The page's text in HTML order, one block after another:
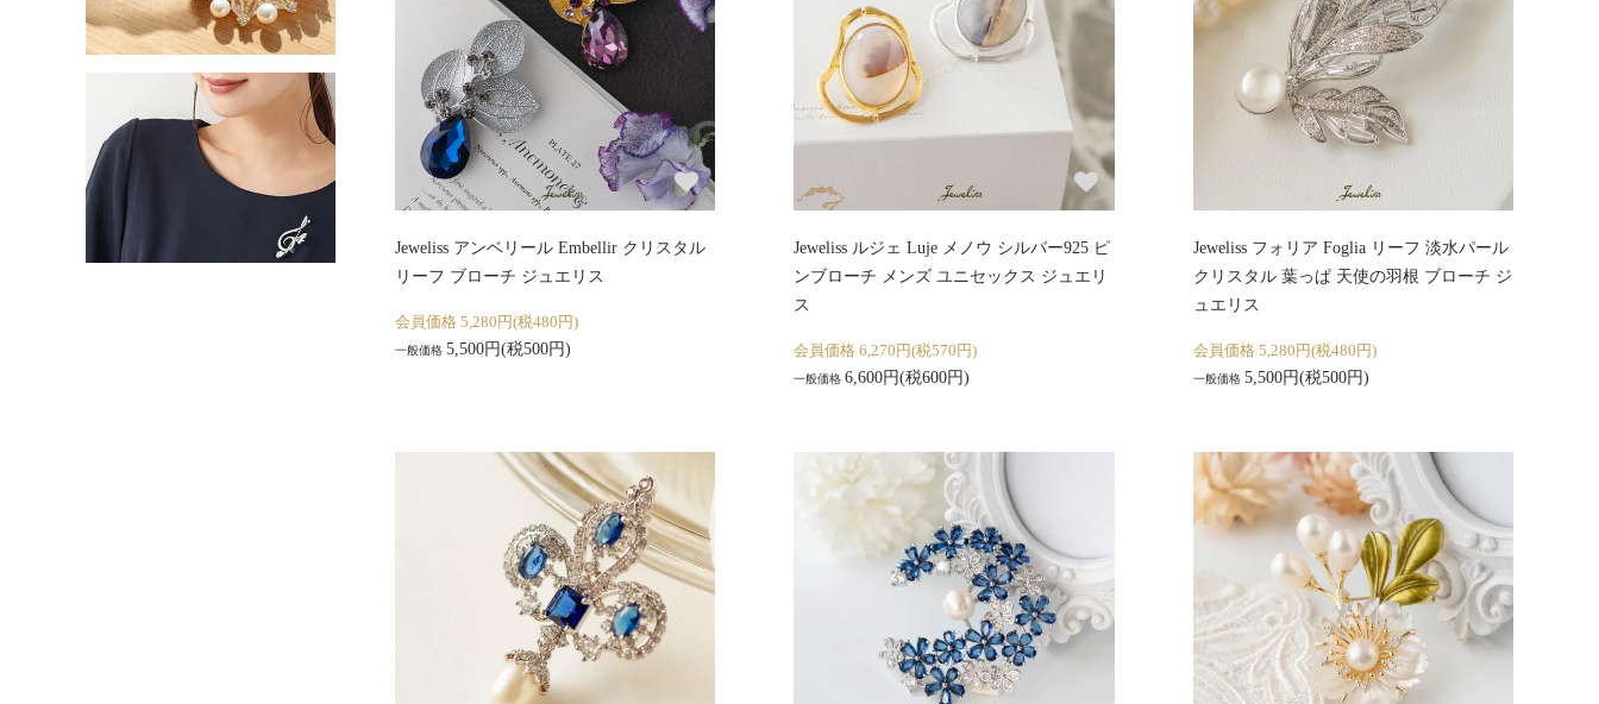
Jeweliss アンベリール Embellir クリスタル
リーフ ブローチ ジュエリス
会員価格 5,280円(税480円)
一般価格 5,500円(税500円)
Jeweliss ルジェ Luje メノウ シルバー925 ピ
ンブローチ メンズ ユニセックス ジュエリ
ス
会員価格 6,270円(税570円)
一般価格6,600円(税600円)
Jeweliss フォリア Foglia リーフ 淡水パール
クリスタル 葉っぱ 天使の羽根 ブローチ ジ
ュエリス
会員価格 5,280円(税480円)
一般価格 5,500円(税500円)